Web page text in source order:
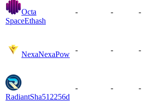
Octa
SpaceEthash
- - -
NexaNexaPow
- - -
RadiantSha512256d
- - -